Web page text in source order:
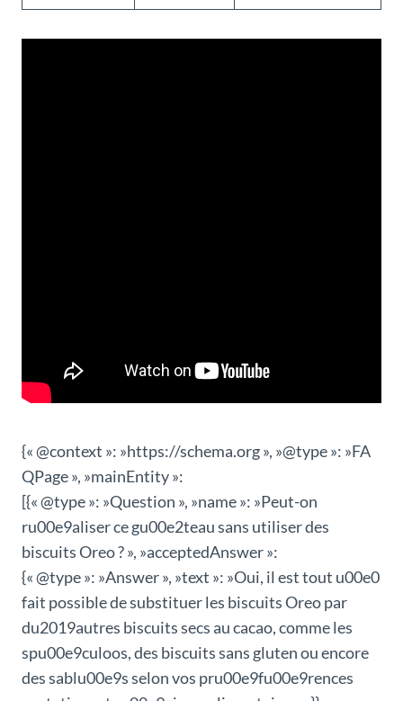
{« @context »: »https://schema.org », »@type »: »FA
QPage », »mainEntity »:
[{« @type »: »Question », »name »: »Peut-on
ru00e9aliser ce gu00e2teau sans utiliser des
biscuits Oreo ? », »acceptedAnswer »:
{« @type »: »Answer », »text »: »Oui, il est tout u00e0
fait possible de substituer les biscuits Oreo par
du2019autres biscuits secs au cacao, comme les
spu00e9culoos, des biscuits sans gluten ou encore
des sablu00e9s selon vos pru00e9fu00e9rences